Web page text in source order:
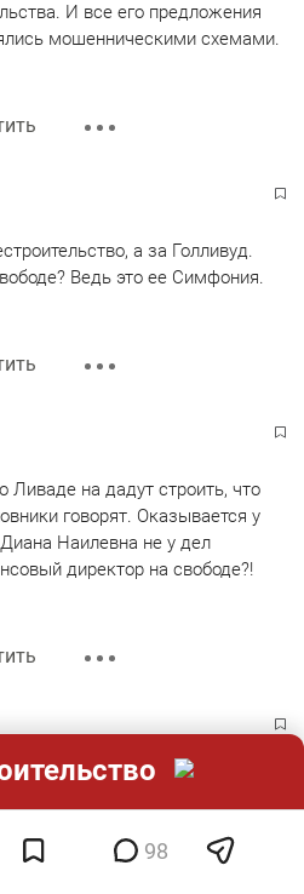
И все его предложения
мошенническими схемами.
а за Голливуд.
Ведь это ее Симфония.
на дадут строить, что
говорят. Оказывается у
Наилевна не у дел
директор на свободе?!
фиаско, теперь земля
98